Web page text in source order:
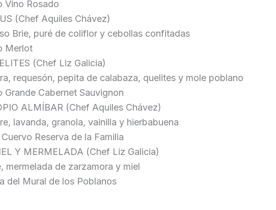
Vino Rosado
(Chef Aquiles Chávez)
Brie, puré de coliflor y cebollas confitadas
Merlot
(Chef Liz Galicia)
requesón, pepita de calabaza, quelites y mole poblano
Cabernet Sauvignon
ALMÍBAR (Chef Aquiles Chávez)
lavanda, granola, vainilla y hierbabuena
Reserva de la Familia
Y MERMELADA (Chef Liz Galicia)
mermelada de zarzamora y miel
del Mural de los Poblanos